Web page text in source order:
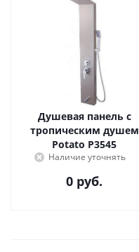
Душевая панель с
тропическим душем
Potato P3545
Наличие уточнять
0 руб.